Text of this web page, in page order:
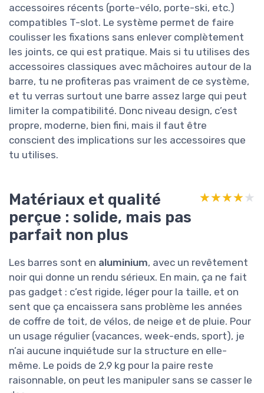
accessoires récents (porte-vélo, porte-ski, etc.)
compatibles T-slot. Le système permet de faire
coulisser les fixations sans enlever complètement
les joints, ce qui est pratique. Mais si tu utilises des
accessoires classiques avec mâchoires autour de la
barre, tu ne profiteras pas vraiment de ce système,
et tu verras surtout une barre assez large qui peut
limiter la compatibilité. Donc niveau design, c’est
propre, moderne, bien fini, mais il faut être
conscient des implications sur les accessoires que
tu utilises.
Matériaux et qualité
perçue : solide, mais pas
parfait non plus
★★★★★
★★★★★
Les barres sont en aluminium, avec un revêtement
noir qui donne un rendu sérieux. En main, ça ne fait
pas gadget : c’est rigide, léger pour la taille, et on
sent que ça encaissera sans problème les années
de coffre de toit, de vélos, de neige et de pluie. Pour
un usage régulier (vacances, week-ends, sport), je
n’ai aucune inquiétude sur la structure en elle-
même. Le poids de 2,9 kg pour la paire reste
raisonnable, on peut les manipuler sans se casser le